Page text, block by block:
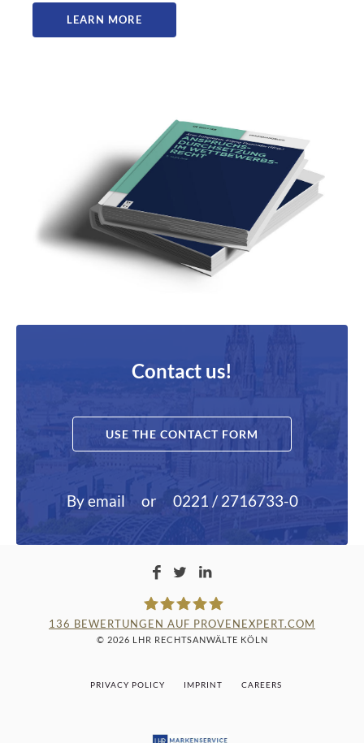
LEARN MORE
Contact us!
USE THE CONTACT FORM
By email or 0221 / 2716733-0
136 BEWERTUNGEN AUF PROVENEXPERT.COM
© 2026 LHR RECHTSANWÄLTE KÖLN
PRIVACY POLICY IMPRINT CAREERS